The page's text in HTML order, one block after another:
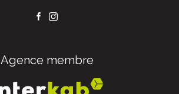
Agence membre